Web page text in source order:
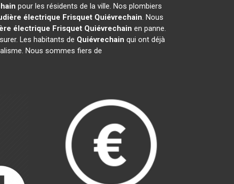
pour les résidents de la ville. Nos plombiers
électrique Frisquet Quiévrechain. Nous
électrique Frisquet Quiévrechain en panne.
Les habitants de Quiévrechain qui ont déjà
Nous sommes fiers de